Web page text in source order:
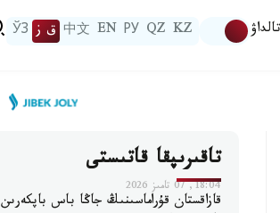
تالداۋ KZ
QZ
РУ
EN
中文 ق ز ЎЗ
تاقىرىپقا قاتىستى
18:04, 07 تامىز 2026
قازاقستان قۇراماسىنىڭ جاڭا باس باپكەرىن